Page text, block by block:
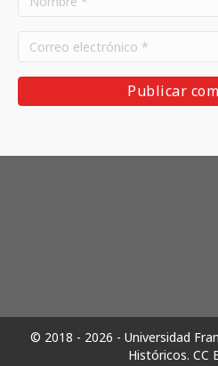
© 2018 - 2026 - Universidad
Históricos. CC